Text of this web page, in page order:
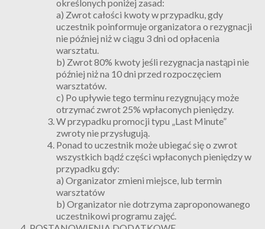
określonych poniżej zasad:
a) Zwrot całości kwoty w przypadku, gdy
uczestnik poinformuje organizatora o rezygnacji
nie później niż w ciągu 3 dni od opłacenia
warsztatu.
b) Zwrot 80% kwoty jeśli rezygnacja nastąpi nie
później niż na 10 dni przed rozpoczęciem
warsztatów.
c) Po upływie tego terminu rezygnujący może
otrzymać zwrot 25% wpłaconych pieniędzy.
W przypadku promocji typu „Last Minute”
zwroty nie przysługują.
Ponad to uczestnik może ubiegać się o zwrot
wszystkich bądź części wpłaconych pieniędzy w
przypadku gdy:
a) Organizator zmieni miejsce, lub termin
warsztatów
b) Organizator nie dotrzyma zaproponowanego
uczestnikowi programu zajęć.